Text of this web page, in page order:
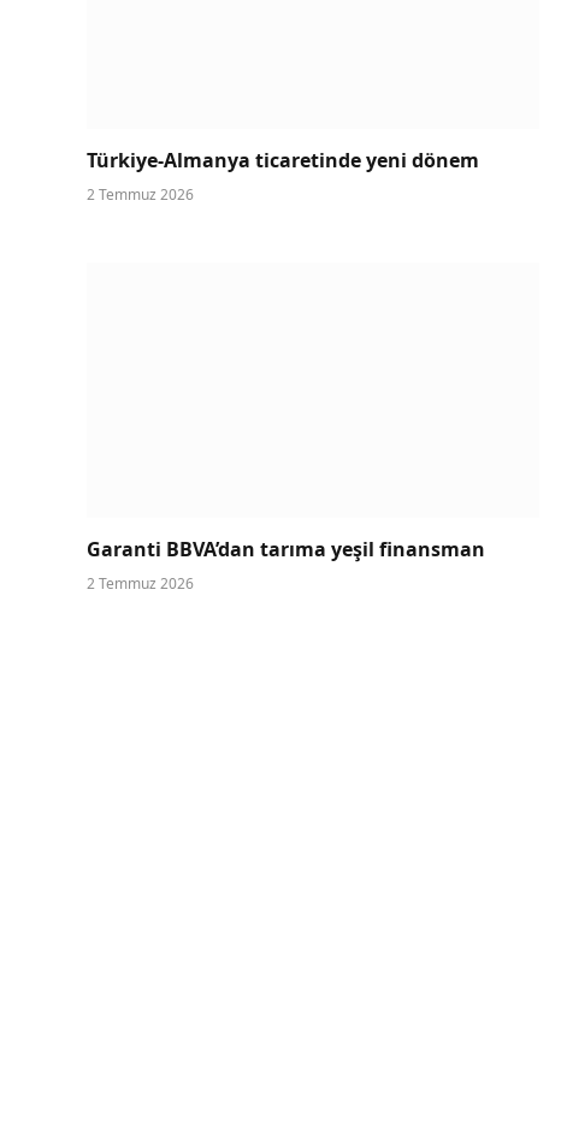
Türkiye-Almanya ticaretinde yeni dönem
2 Temmuz 2026
Garanti BBVA’dan tarıma yeşil finansman
2 Temmuz 2026